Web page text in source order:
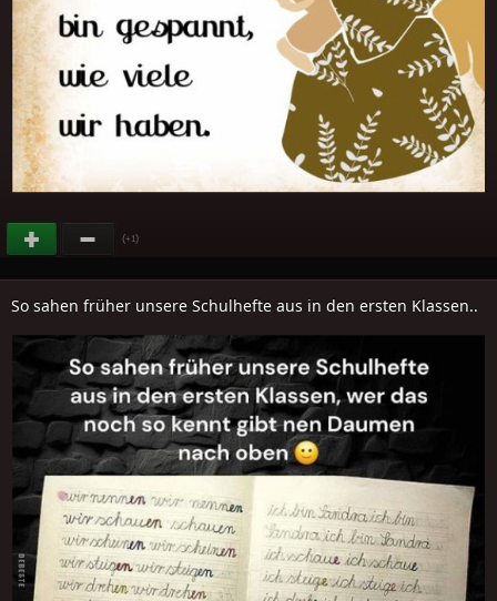
(+1)
So sahen früher unsere Schulhefte aus in den ersten Klassen..